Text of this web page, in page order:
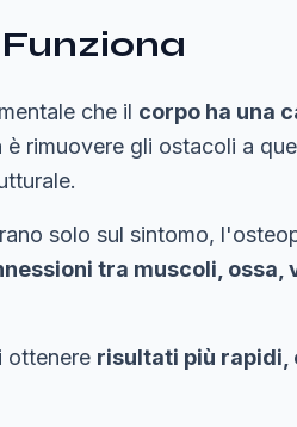
che il corpo ha una
rimuovere gli ostacoli a
solo sul sintomo,
tra muscoli, ossa,
ottenere risultati più rapidi,